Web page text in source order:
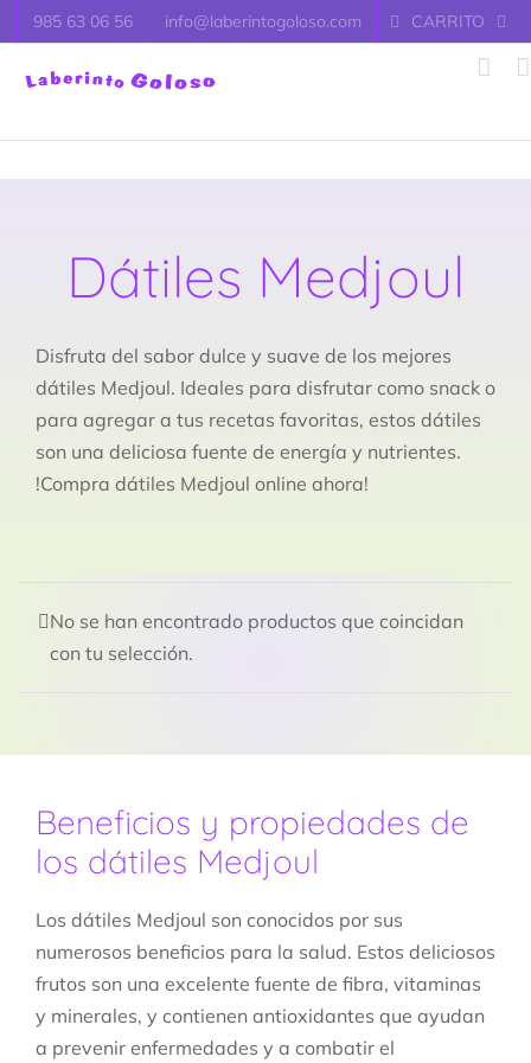
Saltar
al
contenido
985 63 06 56 info@laberintogoloso.com CARRITO
Dátiles Medjoul
Disfruta del sabor dulce y suave de los mejores
dátiles Medjoul. Ideales para disfrutar como snack o
para agregar a tus recetas favoritas, estos dátiles
son una deliciosa fuente de energía y nutrientes.
!Compra dátiles Medjoul online ahora!
No se han encontrado productos que coincidan
con tu selección.
Beneficios y propiedades de
los dátiles Medjoul
Los dátiles Medjoul son conocidos por sus
numerosos beneficios para la salud. Estos deliciosos
frutos son una excelente fuente de fibra, vitaminas
y minerales, y contienen antioxidantes que ayudan
a prevenir enfermedades y a combatir el